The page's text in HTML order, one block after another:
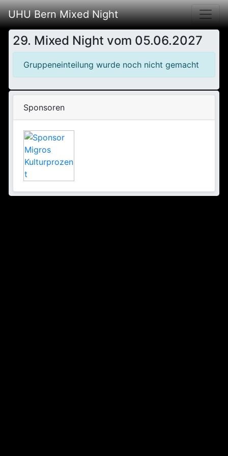
UHU Bern Mixed Night
29. Mixed Night vom 05.06.2027
Gruppeneinteilung wurde noch nicht gemacht
Sponsoren